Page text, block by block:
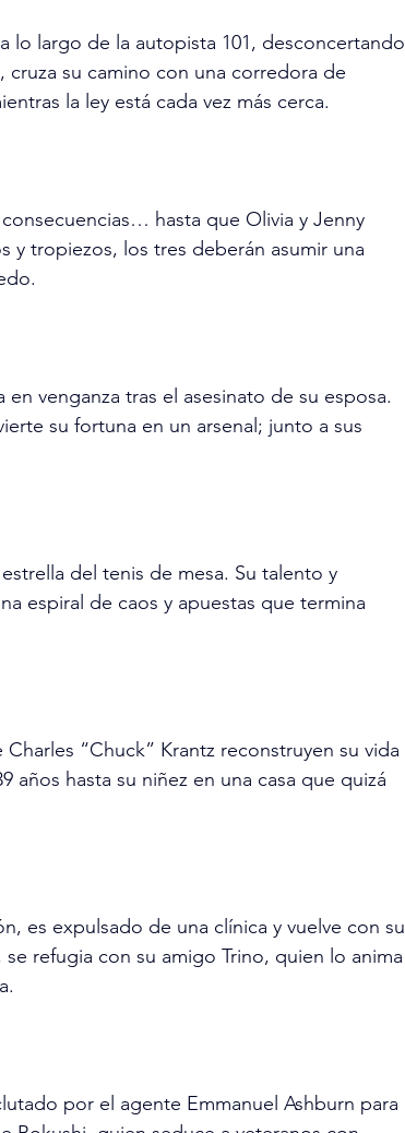
lo largo de la autopista 101, desconcertando
su camino con una corredora de
la ley está cada vez más cerca.
hasta que Olivia y Jenny
y tropiezos, los tres deberán asumir una
venganza tras el asesinato de su esposa.
su fortuna en un arsenal; junto a sus
del tenis de mesa. Su talento y
espiral de caos y apuestas que termina
“Chuck” Krantz reconstruyen su vida
años hasta su niñez en una casa que quizá
es expulsado de una clínica y vuelve con su
refugia con su amigo Trino, quien lo anima
por el agente Emmanuel Ashburn para